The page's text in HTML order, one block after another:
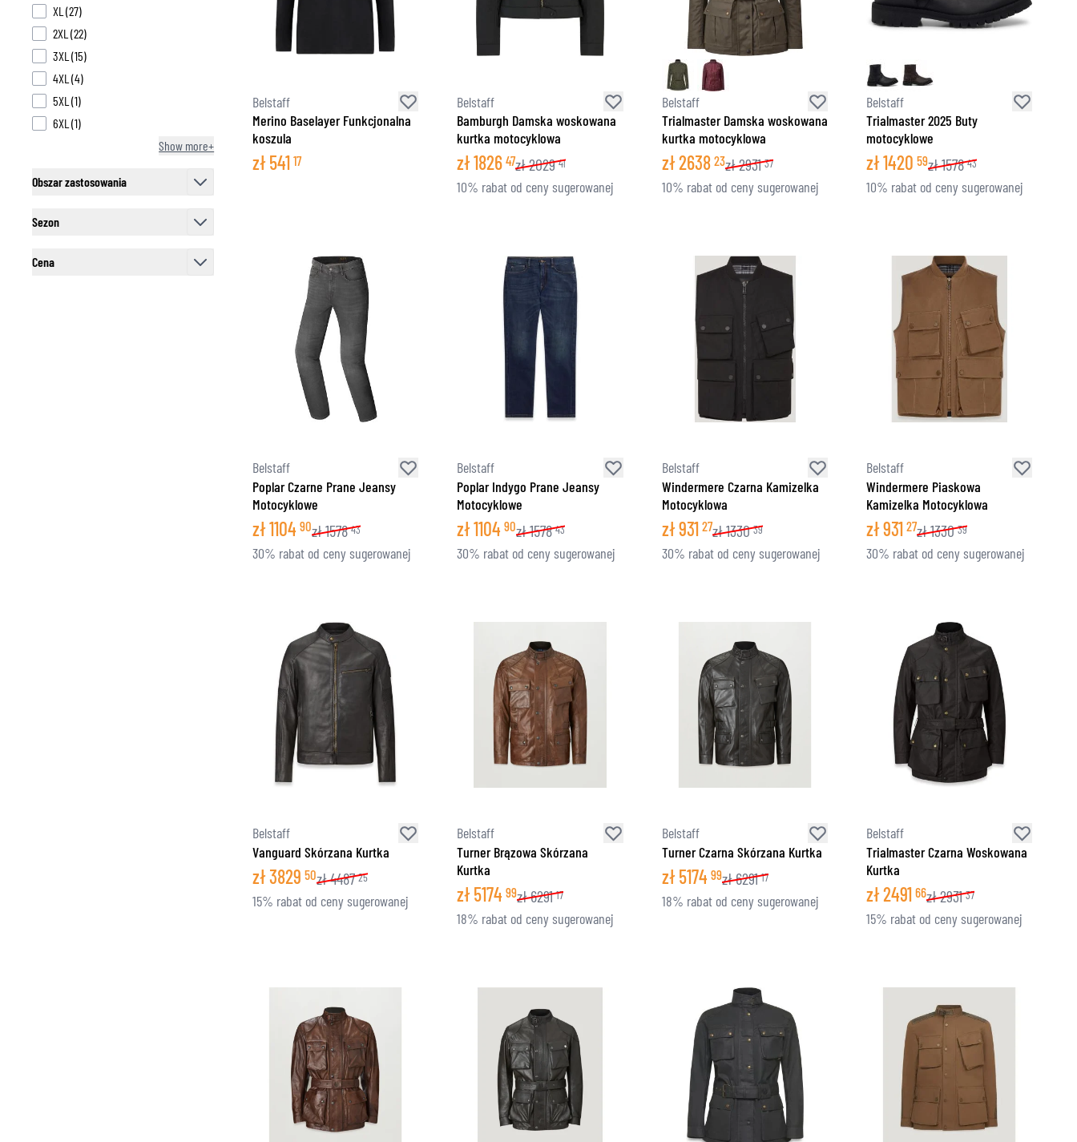
XL (27products available
)
2XL (22products available
)
3XL (15products available
)
4XL (4products available
)
5XL (1products available
)
6XL (1products available
)
Show more+
Obszar zastosowania
Sezon
Cena
Belstaff
Merino Baselayer Funkcjonalna
koszula
zł541 17
Belstaff
Bamburgh Damska woskowana
kurtka motocyklowa
zł1826 47zł2029 41
10% rabat od ceny sugerowanej
Belstaff
Trialmaster Damska woskowana
kurtka motocyklowa
zł2638 23zł2931 37
10% rabat od ceny sugerowanej
Belstaff
Trialmaster 2025 Buty
motocyklowe
zł1420 59zł1578 43
10% rabat od ceny sugerowanej
Belstaff
Poplar Czarne Prane Jeansy
Motocyklowe
zł1104 90zł1578 43
30% rabat od ceny sugerowanej
Belstaff
Poplar Indygo Prane Jeansy
Motocyklowe
zł1104 90zł1578 43
30% rabat od ceny sugerowanej
Belstaff
Windermere Czarna Kamizelka
Motocyklowa
zł931 27zł1330 39
30% rabat od ceny sugerowanej
Belstaff
Windermere Piaskowa
Kamizelka Motocyklowa
zł931 27zł1330 39
30% rabat od ceny sugerowanej
Belstaff
Vanguard Skórzana Kurtka
zł3829 50zł4487 25
15% rabat od ceny sugerowanej
Belstaff
Turner Brązowa Skórzana
Kurtka
zł5174 99zł6291 17
18% rabat od ceny sugerowanej
Belstaff
Turner Czarna Skórzana Kurtka
zł5174 99zł6291 17
18% rabat od ceny sugerowanej
Belstaff
Trialmaster Czarna Woskowana
Kurtka
zł2491 66zł2931 37
15% rabat od ceny sugerowanej